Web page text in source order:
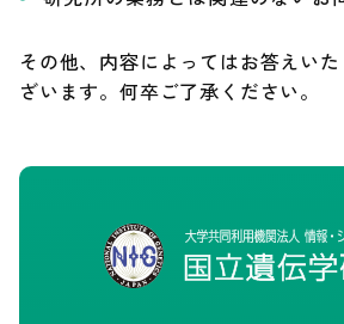
その他、内容によってはお答えい
ざいます。何卒ご了承ください。